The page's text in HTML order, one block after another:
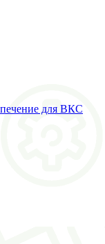
для ВКС